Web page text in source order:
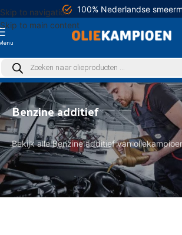
Skip to navigation
Skip to main content
100% Nederlandse
Benzine additief
Bekijk alle Benzine additief van